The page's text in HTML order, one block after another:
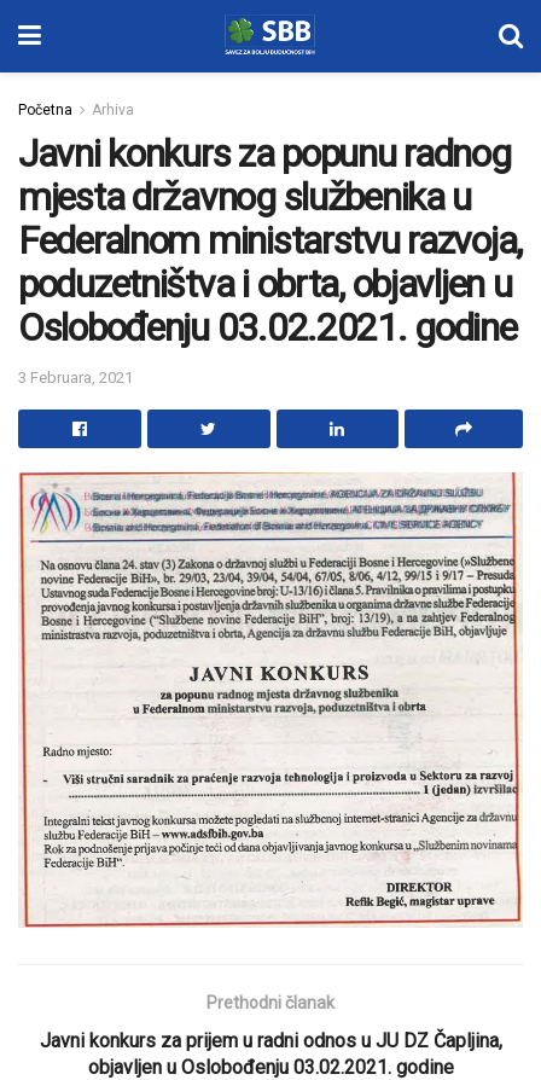
Početna Arhiva
Javni konkurs za popunu radnog
mjesta državnog službenika u
Federalnom ministarstvu razvoja,
poduzetništva i obrta, objavljen u
Oslobođenju 03.02.2021. godine
3 Februara, 2021
Prethodni članak
Javni konkurs za prijem u radni odnos u JU DZ Čapljina,
objavljen u Oslobođenju 03.02.2021. godine